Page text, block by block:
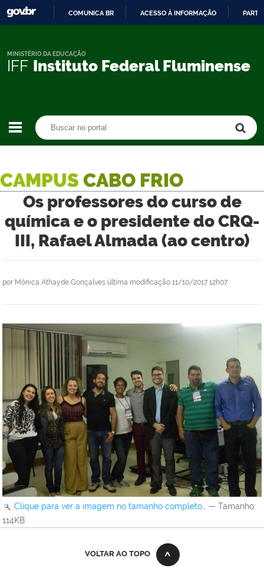
CONTEÚDO
COMUNICA BR ACESSO À INFORMAÇÃO
IFF Instituto Federal Fluminense
MINISTÉRIO DA EDUCAÇÃO
CAMPUS CABO FRIO
Os professores do curso de
química e o presidente do CRQ-
III, Rafael Almada (ao centro)
por Mônica Athayde Gonçalves última modificação 11/10/2017 12h07
Clique para ver a imagem no tamanho completo… — Tamanho:
114KB
VOLTAR AO TOPO